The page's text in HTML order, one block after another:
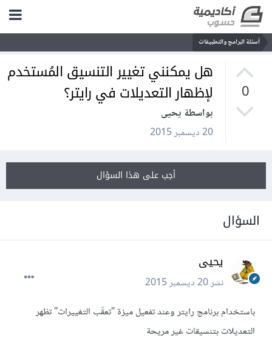
أسئلة البرامج والتطبيقات
0
هل يمكنني تغيير التنسيق المُستخدم
لإظهار التعديلات في رايتر؟
بواسطة يحيى
20 ديسمبر 2015
أجب على هذا السؤال
السؤال
يحيى
نشر20 ديسمبر 2015
باستخدام برنامج رايتر وعند تفعيل ميزة "تعقّب التغييرات" تظهر
التعديلات بتنسيقات غير مريحة